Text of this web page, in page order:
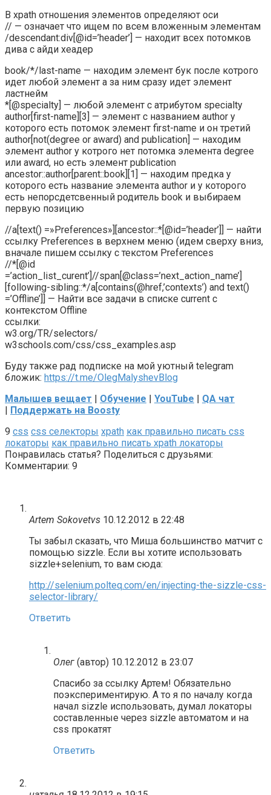
В xpath отношения элементов определяют оси
// — означает что ищем по всем вложенным элементам
/descendant:div[@id=’header’] — находит всех потомков
дива с айди хеадер
book/*/last-name — находим элемент бук после котрого
идет любой элемент а за ним сразу идет элемент
ластнейм
*[@specialty] — любой элемент с атрибутом specialty
author[first-name][3] — элемент с названием author у
которого есть потомок элемент first-name и он третий
author[not(degree or award) and publication] — находим
элемент author у котрого нет потомка элемента degree
или award, но есть элемент publication
ancestor::author[parent::book][1] — находим предка у
которого есть название элемента author и у которого
есть непорсдетсвенный родитель book и выбираем
первую позицию
//a[text() =»Preferences»][ancestor::*[@id=’header’]] — найти
ссылку Preferences в верхнем меню (идем сверху вниз,
вначале пишем ссылку с текстом Preferences
//*[@id
=’action_list_curent’]//span[@class=’next_action_name’]
[following-sibling::*/a[contains(@href,’contexts’) and text()
=’Offline’]] — Найти все задачи в списке current с
контекстом Offline
ссылки:
w3.org/TR/selectors/
w3schools.com/css/css_examples.asp
Буду также рад подписке на мой уютный telegram
бложик: https://t.me/OlegMalyshevBlog
Малышев вещает | Обучение | YouTube | QA чат
| Поддержать на Boosty
9 css css селекторы xpath как правильно писать css
локаторы как правильно писать xpath локаторы
Понравилась статья? Поделиться с друзьями:
Комментарии: 9
Artem Sokovetvs 10.12.2012 в 22:48
Ты забыл сказать, что Миша большинство матчит с
помощью sizzle. Если вы хотите использовать
sizzle+selenium, то вам сюда:
http://selenium.polteq.com/en/injecting-the-sizzle-css-
selector-library/
Ответить
Олег (автор) 10.12.2012 в 23:07
Спасибо за ссылку Артем! Обязательно
поэкспериментирую. А то я по началу когда
начал sizzle использовать, думал локаторы
составленные через sizzle автоматом и на
css прокатят
Ответить